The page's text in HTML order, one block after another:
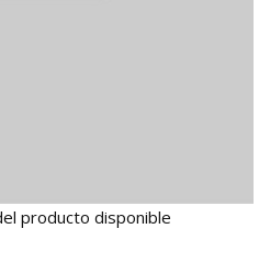
producto disponible